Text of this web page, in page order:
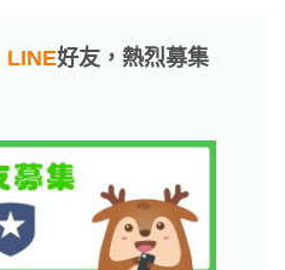
LINE好友，熱烈募集